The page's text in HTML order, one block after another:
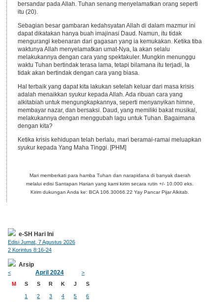
bersandar pada Allah. Tuhan senang menyelamatkan orang seperti
itu (20).
Sebagian besar gambaran kedahsyatan Allah di dalam mazmur ini
dapat dikatakan hanya buah imajinasi Daud. Namun, itu tidak
mengurangi kebenaran dari gagasan yang ia kemukakan. Ketika tiba
waktunya Allah menyelamatkan umat-Nya, Ia akan selalu
melakukannya dengan cara yang spektakuler. Mungkin menunggu
waktu Tuhan bertindak terasa lama, tetapi bilamana itu terjadi, Ia
tidak akan bertindak dengan cara yang biasa.
Hal terbaik yang dapat kita lakukan setelah keluar dari masa krisis
adalah menaikkan syukur kepada Allah. Ada ribuan cara yang
alkitabiah untuk mengungkapkannya, seperti menyanyikan himne,
membayar nazar, dan bersaksi. Daud, yang memiliki bakat musikal,
melakukannya dengan menggubah lagu untuk Tuhan. Bagaimana
dengan kita?
Ketika krisis kehidupan telah berlalu, mari beramai-ramai meluapkan
syukur kepada Yang Maha Tinggi. [PHM]
Mari memberkati para hamba Tuhan dan narapidana di banyak daerah
melalui edisi Santapan Harian yang kami kirim secara rutin +/- 10.000 eks.
Kirim dukungan Anda ke: BCA 106.30066.22 Yay Pancar Pijar Alkitab.
e-SH Hari Ini
Edisi Jumat, 7 Agustus 2026
2 Korintus 8:16-24
Arsip
< April 2024
>
M
S S R K J S
1 2 3 4 5
6